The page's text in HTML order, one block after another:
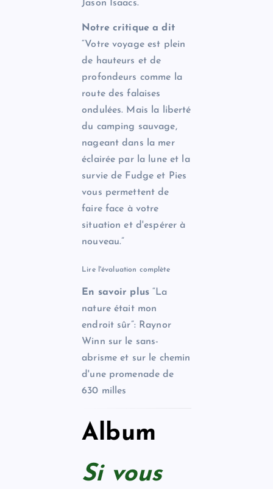
Jason Isaacs.
Notre critique a dit
“Votre voyage est plein
de hauteurs et de
profondeurs comme la
route des falaises
ondulées. Mais la liberté
du camping sauvage,
nageant dans la mer
éclairée par la lune et la
survie de Fudge et Pies
vous permettent de
faire face à votre
situation et d'espérer à
nouveau.”
Lire l'évaluation complète
En savoir plus“La
nature était mon
endroit sûr”: Raynor
Winn sur le sans-
abrisme et sur le chemin
d'une promenade de
630 milles
Album
Si vous